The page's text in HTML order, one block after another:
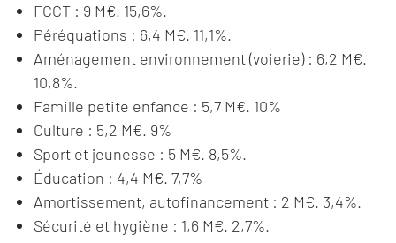
FCCT : 9 M€. 15,6%.
Péréquations : 6,4 M€. 11,1%.
Aménagement environnement (voierie) : 6,2 M€.
10,8%.
Famille petite enfance : 5,7 M€. 10%
Culture : 5,2 M€. 9%
Sport et jeunesse : 5 M€. 8,5%.
Éducation : 4,4 M€. 7,7%
Amortissement, autofinancement : 2 M€. 3,4%.
Sécurité et hygiène : 1,6 M€. 2,7%.